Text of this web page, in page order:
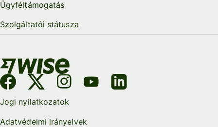
Ügyféltámogatás
Szolgáltatói státusza
Jogi nyilatkozatok
Adatvédelmi irányelvek